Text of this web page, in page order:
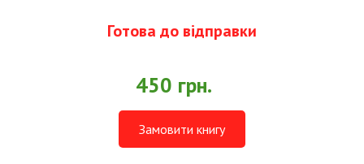
Готова до відправки
450 грн.
Замовити книгу